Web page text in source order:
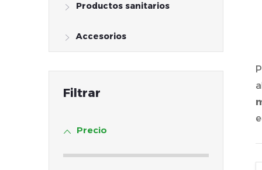
r
Productos sanitarios
Accesorios
Precio